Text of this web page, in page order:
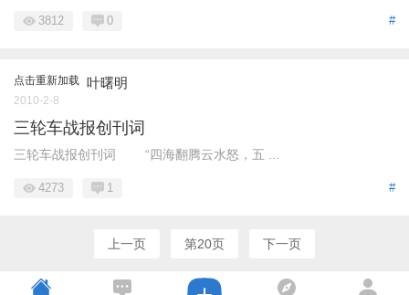
#
3812 0
点击重新加载 叶曙明
2010-2-8
三轮车战报创刊词
三轮车战报创刊词 “四海翻腾云水怒，五 ...
#
4273 1
上一页 第20页 下一页